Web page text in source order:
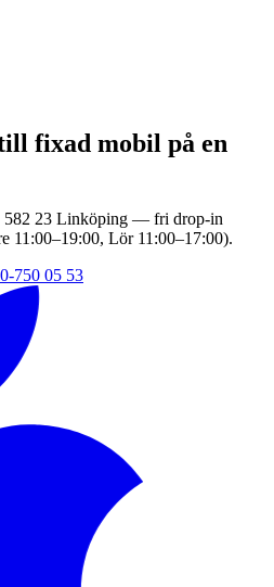
fixad mobil på en
582 23 Linköping — fri drop-in
11:00–19:00, Lör 11:00–17:00).
750 05 53